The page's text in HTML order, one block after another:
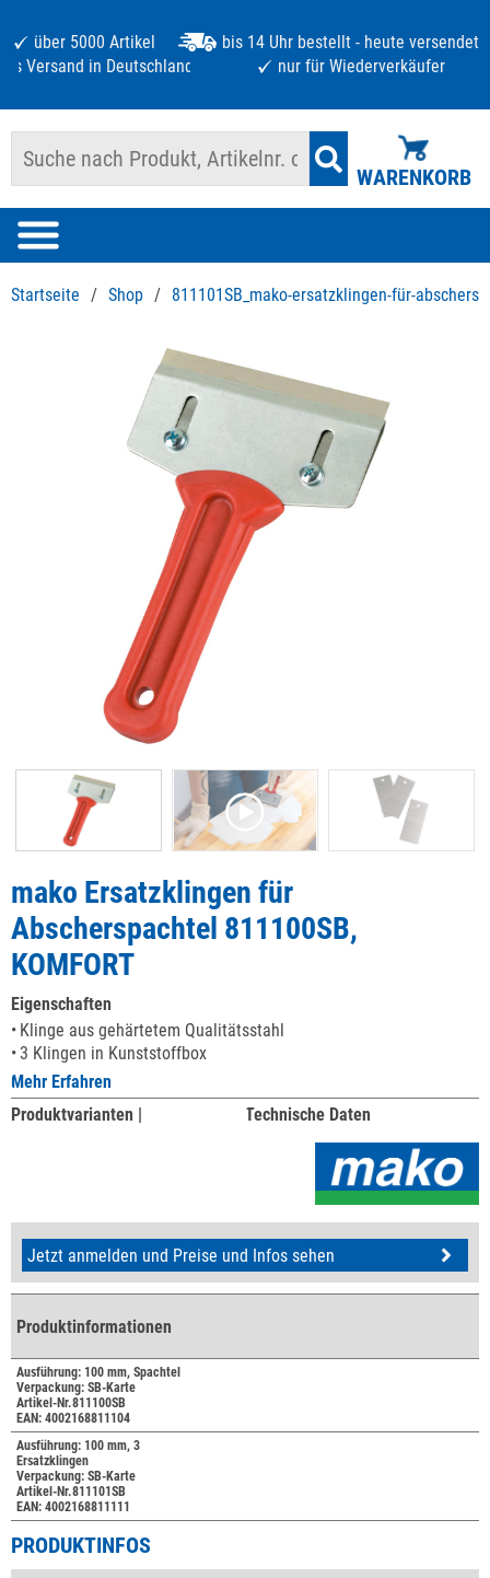
über 5000 Artikel
bis 14 Uhr bestellt - heute versendet
Versand in Deutschland ab 125 €
nur für Wiederverkäufer
WARENKORB
Startseite / Shop / 811101SB_mako-ersatzklingen-für-
mako Ersatzklingen für
Abscherspachtel 811100SB,
KOMFORT
Eigenschaften
Klinge aus gehärtetem Qualitätsstahl
3 Klingen in Kunststoffbox
Mehr Erfahren
Produktvarianten |
Technische Daten
Jetzt anmelden und Preise und Infos sehen
Produktinformationen
Ausführung: 100 mm, Spachtel
Verpackung: SB-Karte
Artikel-Nr.811100SB
EAN: 4002168811104
Ausführung: 100 mm, 3
Ersatzklingen
Verpackung: SB-Karte
Artikel-Nr.811101SB
EAN: 4002168811111
PRODUKTINFOS